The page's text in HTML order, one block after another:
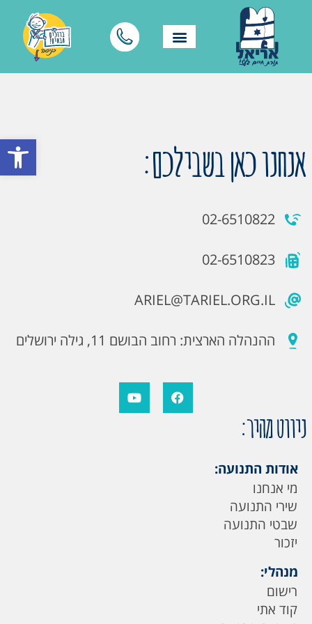
פתח אנחנו כאן בשבילכם:
02-6510822
02-6510823
ARIEL@TARIEL.ORG.IL
ההנהלה הארצית: רחוב הבושם 11, גילה ירושלים
ניווט מהיר:
אודות התנועה:
מי אנחנו
שירי התנועה
שבטי התנועה
יזכור
מנהלי:
רישום
קוד אתי